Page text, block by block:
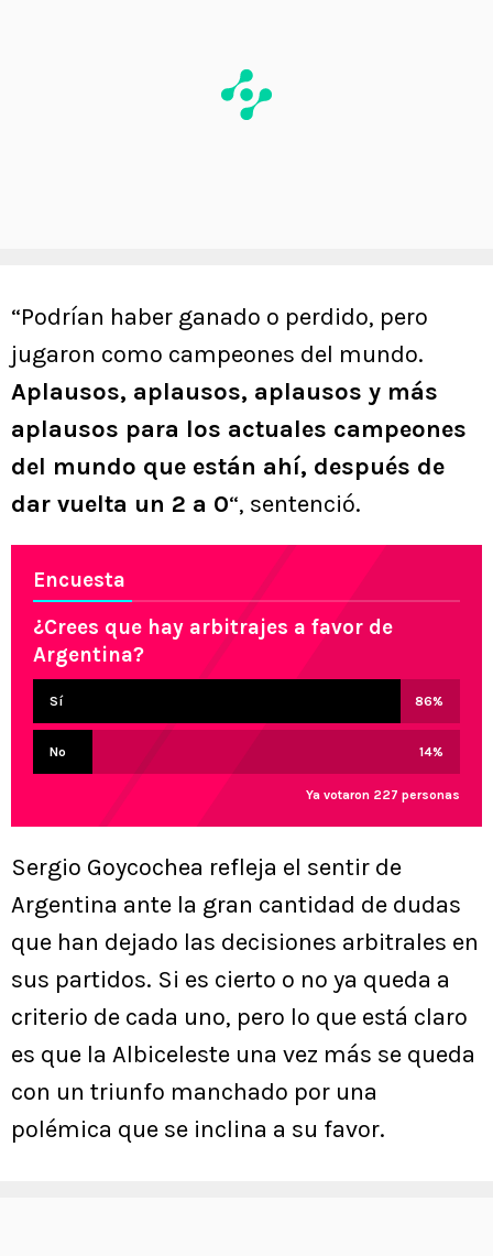
“Podrían haber ganado o perdido, pero
jugaron como campeones del mundo.
Aplausos, aplausos, aplausos y más
aplausos para los actuales campeones
del mundo que están ahí, después de
dar vuelta un 2 a 0“, sentenció.
Encuesta
¿Crees que hay arbitrajes a favor de
Argentina?
Sí 86%
No 14%
Ya votaron 227 personas
Sergio Goycochea refleja el sentir de
Argentina ante la gran cantidad de dudas
que han dejado las decisiones arbitrales en
sus partidos. Si es cierto o no ya queda a
criterio de cada uno, pero lo que está claro
es que la Albiceleste una vez más se queda
con un triunfo manchado por una
polémica que se inclina a su favor.